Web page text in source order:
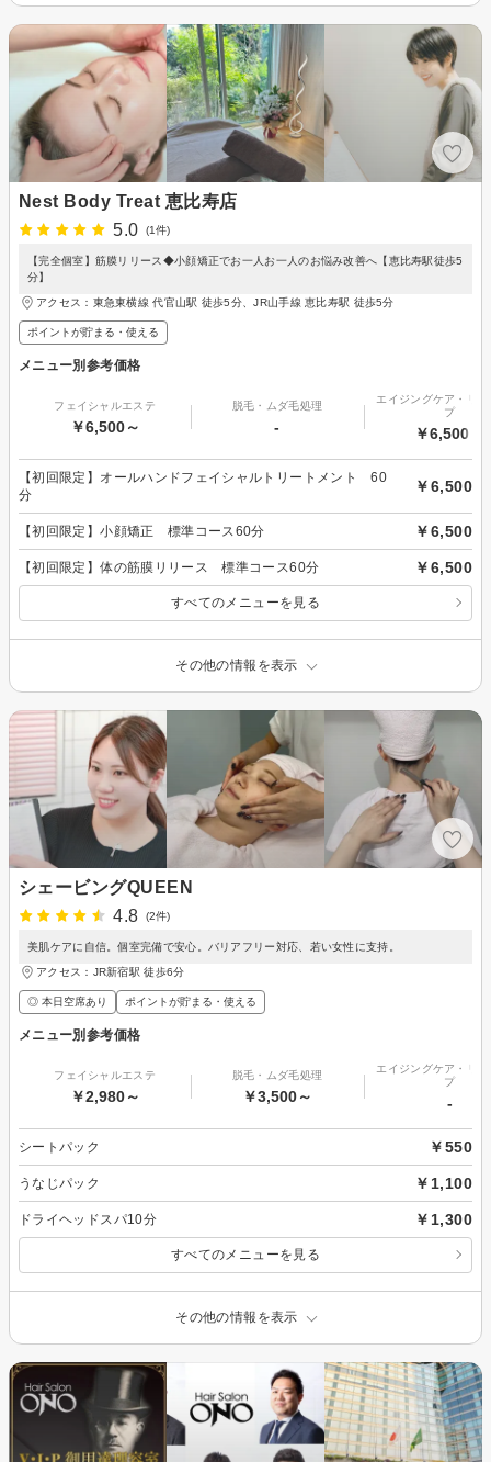
Nest Body Treat 恵比寿店
5.0
(1件)
【完全個室】筋膜リリース◆小顔矯正でお一人お一人のお悩み改善へ【恵比寿駅徒歩5
分】
アクセス：東急東横線 代官山駅 徒歩5分、JR山手線 恵比寿駅 徒歩5分
ポイントが貯まる・使える
メニュー別参考価格
フェイシャルエステ
￥6,500～
脱毛・ムダ毛処理
-
エイジングケア・リ
プ
￥6,500～
【初回限定】オールハンドフェイシャルトリートメント 60
分
￥6,500
【初回限定】小顔矯正 標準コース60分 ￥6,500
【初回限定】体の筋膜リリース 標準コース60分 ￥6,500
すべてのメニューを見る
その他の情報を表示
シェービングQUEEN
4.8
(2件)
美肌ケアに自信。個室完備で安心。バリアフリー対応、若い女性に支持。
アクセス：JR新宿駅 徒歩6分
◎ 本日空席あり ポイントが貯まる・使える
メニュー別参考価格
フェイシャルエステ
￥2,980～
脱毛・ムダ毛処理
￥3,500～
エイジングケア・リ
プ
-
シートパック ￥550
うなじパック ￥1,100
ドライヘッドスパ10分 ￥1,300
すべてのメニューを見る
その他の情報を表示